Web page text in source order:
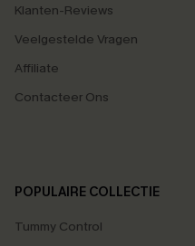
Klanten-Reviews
Veelgestelde Vragen
Affiliate
Contacteer Ons
POPULAIRE COLLECTIE
Tummy Control